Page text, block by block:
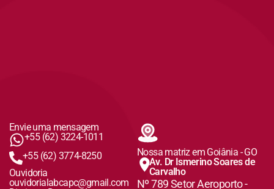
Envie uma mensagem
+55 (62) 3224-1011
+55 (62) 3774-8250
Ouvidoria
ouvidorialabcapc@gmail.com
Nossa matriz em Goiânia - GO
Av. Dr Ismerino Soares de
Carvalho
Nº 789 Setor Aeroporto -